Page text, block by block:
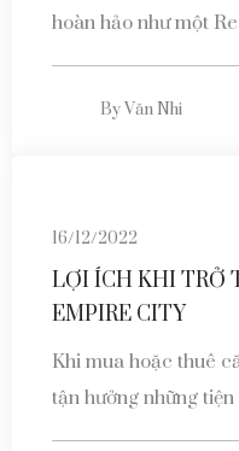
hoàn hảo như một
ByVăn Nhi
16/12/2022
LỢI ÍCH KHI TRỞ
EMPIRE CITY
Khi mua hoặc thuê
tận hưởng những